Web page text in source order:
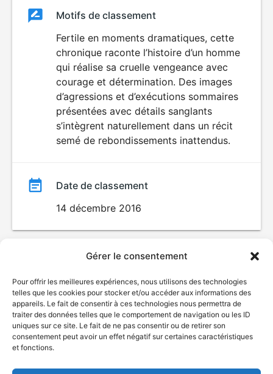
Gérer le consentement
Pour offrir les meilleures expériences, nous utilisons des technologies
telles que les cookies pour stocker et/ou accéder aux informations des
appareils. Le fait de consentir à ces technologies nous permettra de
traiter des données telles que le comportement de navigation ou les ID
uniques sur ce site. Le fait de ne pas consentir ou de retirer son
consentement peut avoir un effet négatif sur certaines caractéristiques
et fonctions.
ClassementClassement
VIOLENCE
Motifs de classement
Fertile en moments dramatiques, cette
chronique raconte l’histoire d’un homme
qui réalise sa cruelle vengeance avec
courage et détermination. Des images
d’agressions et d’exécutions sommaires
présentées avec détails sanglants
s’intègrent naturellement dans un récit
semé de rebondissements inattendus.
Date de classement
14 décembre 2016
© Gouvernement du Québec, 2026
Plan du site